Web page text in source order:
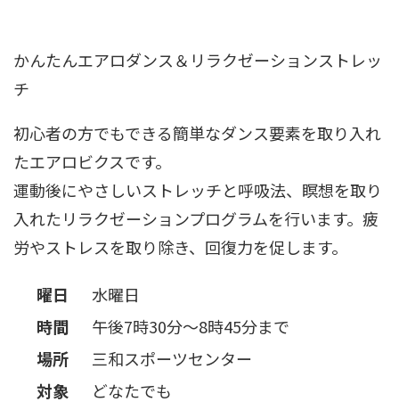
かんたんエアロダンス＆リラクゼーションストレッ
チ
初心者の方でもできる簡単なダンス要素を取り入れ
たエアロビクスです。
運動後にやさしいストレッチと呼吸法、瞑想を取り
入れたリラクゼーションプログラムを行います。疲
労やストレスを取り除き、回復力を促します。
曜日
水曜日
時間
午後7時30分～8時45分まで
場所
三和スポーツセンター
対象
どなたでも